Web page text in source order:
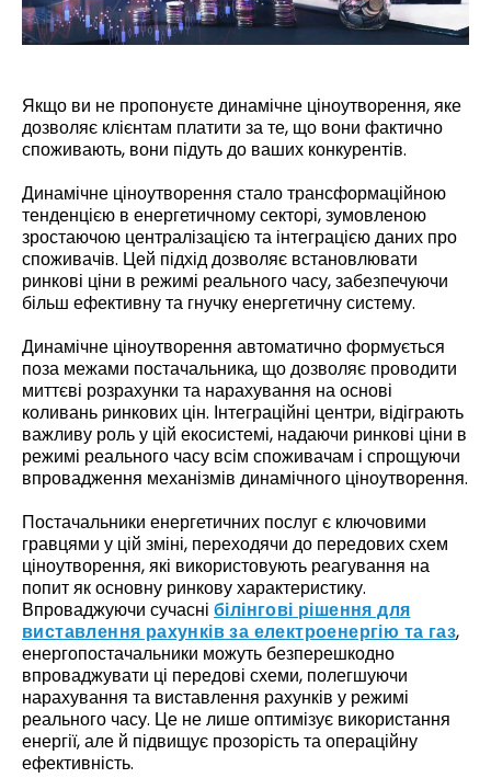
Якщо ви не пропонуєте динамічне ціноутворення, яке
дозволяє клієнтам платити за те, що вони фактично
споживають, вони підуть до ваших конкурентів.
Динамічне ціноутворення стало трансформаційною
тенденцією в енергетичному секторі, зумовленою
зростаючою централізацією та інтеграцією даних про
споживачів. Цей підхід дозволяє встановлювати
ринкові ціни в режимі реального часу, забезпечуючи
більш ефективну та гнучку енергетичну систему.
Динамічне ціноутворення автоматично формується
поза межами постачальника, що дозволяє проводити
миттєві розрахунки та нарахування на основі
коливань ринкових цін. Інтеграційні центри, відіграють
важливу роль у цій екосистемі, надаючи ринкові ціни в
режимі реального часу всім споживачам і спрощуючи
впровадження механізмів динамічного ціноутворення.
Постачальники енергетичних послуг є ключовими
гравцями у цій зміні, переходячи до передових схем
ціноутворення, які використовують реагування на
попит як основну ринкову характеристику.
Впроваджуючи сучасні білінгові рішення для
виставлення рахунків за електроенергію та газ,
енергопостачальники можуть безперешкодно
впроваджувати ці передові схеми, полегшуючи
нарахування та виставлення рахунків у режимі
реального часу. Це не лише оптимізує використання
енергії, але й підвищує прозорість та операційну
ефективність.